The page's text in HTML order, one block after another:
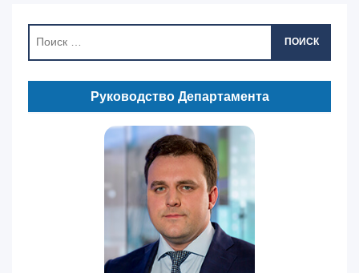
ПОИСК
Руководство Департамента